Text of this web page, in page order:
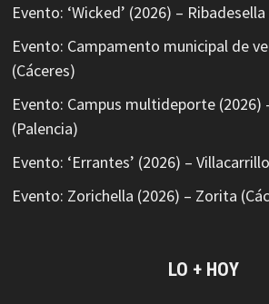
Evento: ‘Wicked’ (2026) –
Evento: Campamento municipal de
(Cáceres)
Evento: Campus multideporte (2026)
(Palencia)
Evento: ‘Errantes’ (2026) –
Evento: Zorichella (2026) – Zorita
LO + HOY